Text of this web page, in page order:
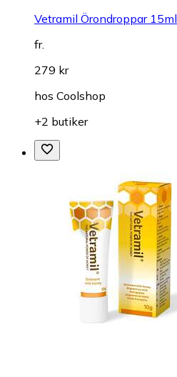
Vetramil Örondroppar 15ml
fr.
279 kr
hos Coolshop
+2 butiker